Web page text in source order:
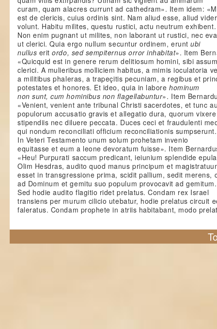
curam, quam alacres currunt ad cathedram». Item idem:
est de clericis, cuius ordinis sint. Nam aliud esse, aliud
volunt. Habitu milites, questu rustici, actu neutrum exhibent.
Non enim pugnant ut milites, non laborant ut rustici, nec
ut clerici. Quia ergo nullum secuntur ordinem, eruntubi
nullus eritordo, sed sempiternus orror inhabitat». Item
«Quicquid est in genere rerum delitiosum homini, sibi
clerici. A mulieribus molliciem habitus, a mimis ioculatoria
a militibus phaleras, a trapeçitis pecuniam, a regibus et
potestates et honores. Et ideo, quia in laborehominum
non sunt, cum hominibus non flagellabuntur». Item
«Venient, venient ante tribunal Christi sacerdotes, et tunc
populorum accusatio gravis et allegatio dura, quorum vixere
stipendiis nec diluere peccata. Duces ceci et fraudulenti
qui nondum reconciliati officium reconciliationis sumpserunt.
In Veteri Testamento unum solum prohetam invenio
equitasse et eum a leone devoratum fuisse». Item
«Heu! Purpurati saccum predicant, ieiunium splendide
Olim Hesdras, audito quod manus principum et
esset in transgressione prima, scidit pallium, sedit merens,
ad Dominum et gemitu suo populum provocavit ad gemitum.
Sed hodie audito flagitio ridet prelatus. Condam rex Israel
transiens per murum cilicio utebatur, hodie prelatus circuit
faleratus. Condam prophete in atriis habitabant, modo